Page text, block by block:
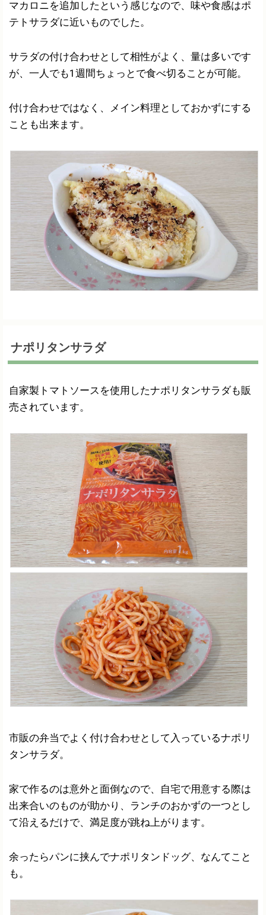
マカロニを追加したという感じなので、味や食感はポ
テトサラダに近いものでした。
サラダの付け合わせとして相性がよく、量は多いです
が、一人でも1週間ちょっとで食べ切ることが可能。
付け合わせではなく、メイン料理としておかずにする
ことも出来ます。
ナポリタンサラダ
自家製トマトソースを使用したナポリタンサラダも販
売されています。
市販の弁当でよく付け合わせとして入っているナポリ
タンサラダ。
家で作るのは意外と面倒なので、自宅で用意する際は
出来合いのものが助かり、ランチのおかずの一つとし
て沿えるだけで、満足度が跳ね上がります。
余ったらパンに挟んでナポリタンドッグ、なんてこと
も。